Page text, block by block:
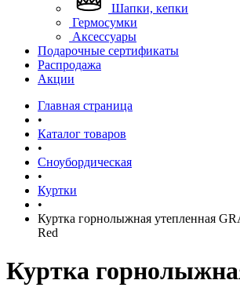
Шапки, кепки
Гермосумки
Аксессуары
Подарочные сертификаты
Распродажа
Акции
Главная страница
•
Каталог товаров
•
Сноубордическая
•
Куртки
•
Куртка горнолыжная утепленная
Red
Куртка